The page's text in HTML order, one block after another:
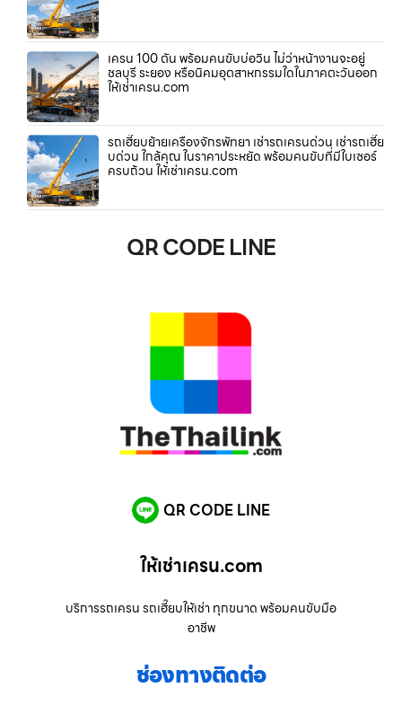
เครน 100 ตัน พร้อมคนขับบ่อวิน ไม่ว่าหน้างานจะอยู่
ชลบุรี ระยอง หรือนิคมอุตสาหกรรมใดในภาคตะวันออก
ให้เช่าเครน.com
รถเฮี๊ยบย้ายเครื่องจักรพัทยา เช่ารถเครนด่วน เช่ารถเฮี๊ย
บด่วน ใกล้คุณ ในราคาประหยัด พร้อมคนขับที่มีใบเซอร์
ครบถ้วน ให้เช่าเครน.com
QR CODE LINE
QR CODE LINE
ให้เช่าเครน.com
บริการรถเครน รถเฮี๊ยบให้เช่า ทุกขนาด พร้อมคนขับมือ
อาชีพ
ช่องทางติดต่อ